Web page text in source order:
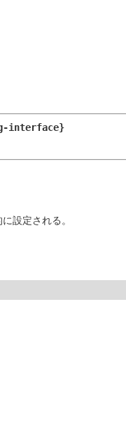
interface}
設定される。